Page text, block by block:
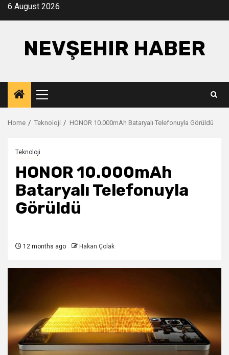
Skip6 August 2026
NEVŞEHIR HABER
Primary
Menu
Home Teknoloji HONOR 10.000mAh Bataryalı Telefonuyla Görüldü
Teknoloji
HONOR 10.000mAh
Bataryalı Telefonuyla
Görüldü
12 months ago Hakan Çolak